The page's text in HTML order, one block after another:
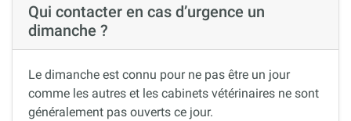
Qui contacter en cas d’urgence un
dimanche ?
Le dimanche est connu pour ne pas être un jour
comme les autres et les cabinets vétérinaires ne sont
généralement pas ouverts ce jour.